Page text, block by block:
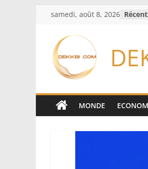
Passer
contenu
samedi, août 8, 2026
MONDE